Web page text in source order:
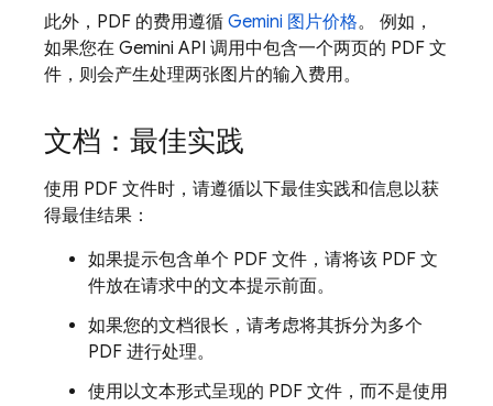
此外，PDF 的费用遵循 Gemini 图片价格。 例如，
如果您在 Gemini API 调用中包含一个两页的 PDF 文
件，则会产生处理两张图片的输入费用。
文档：最佳实践
使用 PDF 文件时，请遵循以下最佳实践和信息以获
得最佳结果：
如果提示包含单个 PDF 文件，请将该 PDF 文
件放在请求中的文本提示前面。
如果您的文档很长，请考虑将其拆分为多个
PDF 进行处理。
使用以文本形式呈现的 PDF 文件，而不是使用